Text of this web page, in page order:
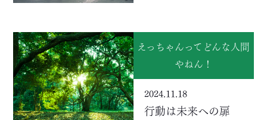
えっちゃんってどんな人間
やねん！
2024.11.18
行動は未来への扉